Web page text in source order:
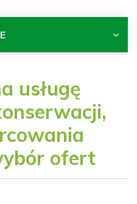
usługę
ofert